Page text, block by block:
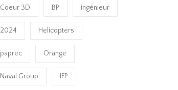
Coeur 3D BP ingénieur
2024 Helicopters
paprec Orange
Naval Group IFP